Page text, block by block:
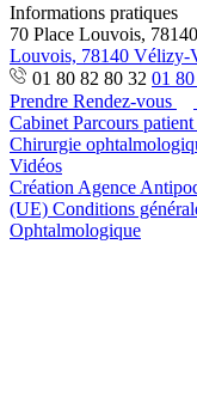
Informations pratiques
70 Place Louvois,
Louvois, 78140 Vélizy-
01 80 82 80 32 01
Prendre Rendez-vous
Cabinet Parcours patient
Chirurgie
Vidéos
Création Agence
(UE) Conditions
Ophtalmologique